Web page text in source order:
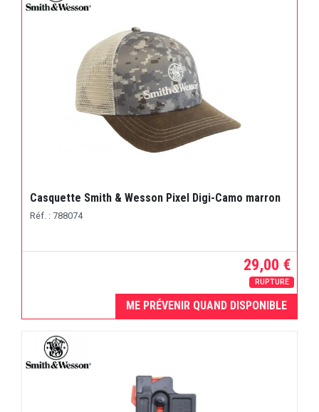
Casquette Smith & Wesson Pixel Digi-Camo marron
Réf. : 788074
29,00 €
RUPTURE
ME PRÉVENIR QUAND DISPONIBLE